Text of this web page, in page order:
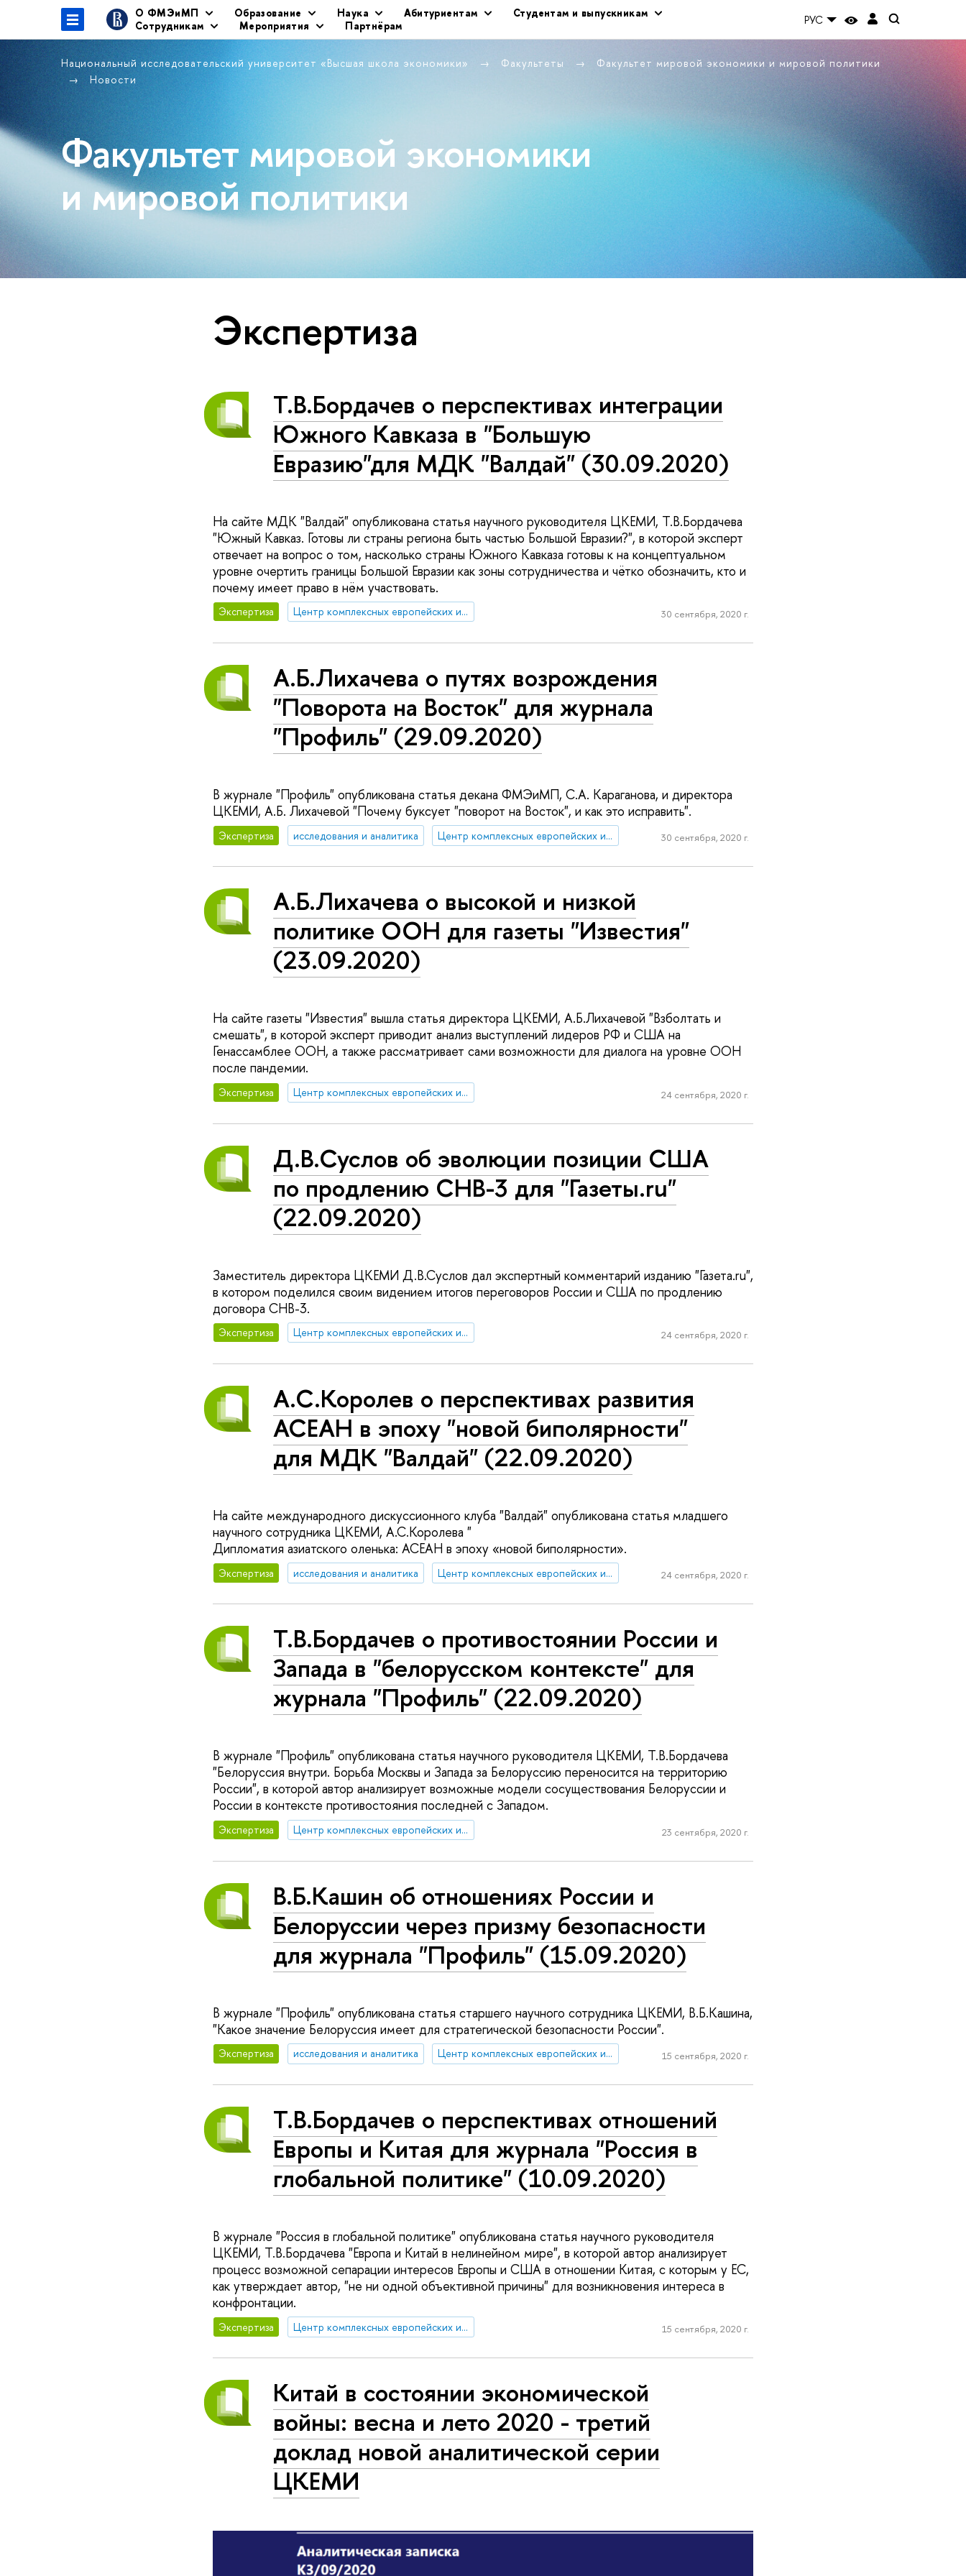
О ФМЭиМП Образование Наука Абитуриентам
Студентам и выпускникам
Сотрудникам
Мероприятия Партнёрам РУС
Национальный исследовательский университет «Высшая школа экономики» Факультеты
Факультет мировой экономики и мировой политики
Новости
Факультет мировой экономики
и мировой политики
Экспертиза
Т.В.Бордачев о перспективах интеграции
Южного Кавказа в "Большую
Евразию"для МДК "Валдай" (30.09.2020)
На сайте МДК "Валдай" опубликована статья научного руководителя ЦКЕМИ, Т.В.Бордачева
"Южный Кавказ. Готовы ли страны региона быть частью Большой Евразии?", в которой эксперт
отвечает на вопрос о том, насколько страны Южного Кавказа готовы к на концептуальном
уровне очертить границы Большой Евразии как зоны сотрудничества и чётко обозначить, кто и
почему имеет право в нём участвовать.
Экспертиза Центр комплексных европейских и международных исследований (ЦКЕМИ) 30 сентября, 2020 г.
А.Б.Лихачева о путях возрождения
"Поворота на Восток" для журнала
"Профиль" (29.09.2020)
В журнале "Профиль" опубликована статья декана ФМЭиМП, С.А. Караганова, и директора
ЦКЕМИ, А.Б. Лихачевой "Почему буксует "поворот на Восток", и как это исправить".
Экспертиза исследования и аналитика Центр комплексных европейских и международных исследований (ЦКЕМИ) 30 сентября, 2020 г.
А.Б.Лихачева о высокой и низкой
политике ООН для газеты "Известия"
(23.09.2020)
На сайте газеты "Известия" вышла статья директора ЦКЕМИ, А.Б.Лихачевой "Взболтать и
смешать", в которой эксперт приводит анализ выступлений лидеров РФ и США на
Генассамблее ООН, а также рассматривает сами возможности для диалога на уровне ООН
после пандемии.
Экспертиза Центр комплексных европейских и международных исследований (ЦКЕМИ) 24 сентября, 2020 г.
Д.В.Суслов об эволюции позиции США
по продлению СНВ-3 для "Газеты.ru"
(22.09.2020)
Заместитель директора ЦКЕМИ Д.В.Суслов дал экспертный комментарий изданию "Газета.ru",
в котором поделился своим видением итогов переговоров России и США по продлению
договора СНВ-3.
Экспертиза Центр комплексных европейских и международных исследований (ЦКЕМИ) 24 сентября, 2020 г.
А.С.Королев о перспективах развития
АСЕАН в эпоху "новой биполярности"
для МДК "Валдай" (22.09.2020)
На сайте международного дискуссионного клуба "Валдай" опубликована статья младшего
научного сотрудника ЦКЕМИ, А.С.Королева "
Дипломатия азиатского оленька: АСЕАН в эпоху «новой биполярности».
Экспертиза исследования и аналитика Центр комплексных европейских и международных исследований (ЦКЕМИ) 24 сентября, 2020 г.
Т.В.Бордачев о противостоянии России и
Запада в "белорусском контексте" для
журнала "Профиль" (22.09.2020)
В журнале "Профиль" опубликована статья научного руководителя ЦКЕМИ, Т.В.Бордачева
"Белоруссия внутри. Борьба Москвы и Запада за Белоруссию переносится на территорию
России", в которой автор анализирует возможные модели сосуществования Белоруссии и
России в контексте противостояния последней с Западом.
Экспертиза Центр комплексных европейских и международных исследований (ЦКЕМИ) 23 сентября, 2020 г.
В.Б.Кашин об отношениях России и
Белоруссии через призму безопасности
для журнала "Профиль" (15.09.2020)
В журнале "Профиль" опубликована статья старшего научного сотрудника ЦКЕМИ, В.Б.Кашина,
"Какое значение Белоруссия имеет для стратегической безопасности России".
Экспертиза исследования и аналитика Центр комплексных европейских и международных исследований (ЦКЕМИ) 15 сентября, 2020 г.
Т.В.Бордачев о перспективах отношений
Европы и Китая для журнала "Россия в
глобальной политике" (10.09.2020)
В журнале "Россия в глобальной политике" опубликована статья научного руководителя
ЦКЕМИ, Т.В.Бордачева "Европа и Китай в нелинейном мире", в которой автор анализирует
процесс возможной сепарации интересов Европы и США в отношении Китая, с которым у ЕС,
как утверждает автор, "не ни одной объективной причины" для возникновения интереса в
конфронтации.
Экспертиза Центр комплексных европейских и международных исследований (ЦКЕМИ) 15 сентября, 2020 г.
Китай в состоянии экономической
войны: весна и лето 2020 - третий
доклад новой аналитической серии
ЦКЕМИ